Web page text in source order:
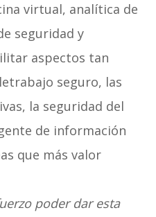
virtual, analítica de
seguridad y
aspectos tan
seguro, las
la seguridad del
de información
que más valor
poder dar esta